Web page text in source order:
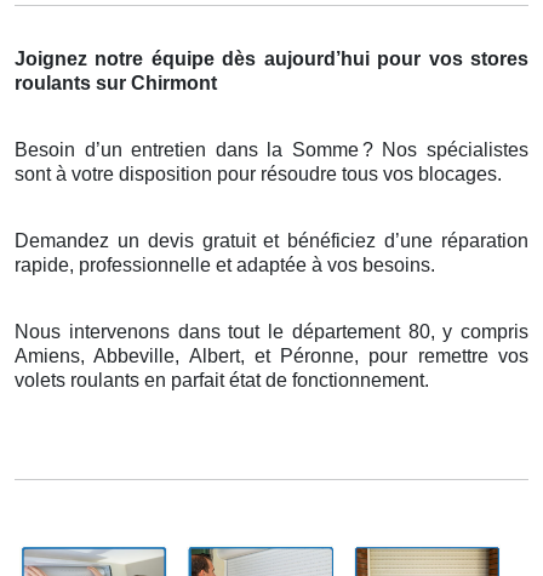
Joignez notre équipe dès aujourd’hui pour vos stores
roulants sur Chirmont
Besoin d’un entretien dans la Somme? Nos spécialistes
sontà votre disposition pour résoudre tous vos blocages.
Demandez un devis gratuit et bénéficiez d’une réparation
rapide, professionnelle et adaptée à vos besoins.
Nous intervenons dans tout le département 80, y compris
Amiens, Abbeville, Albert, et Péronne, pour remettre vos
volets roulants en parfait état de fonctionnement.